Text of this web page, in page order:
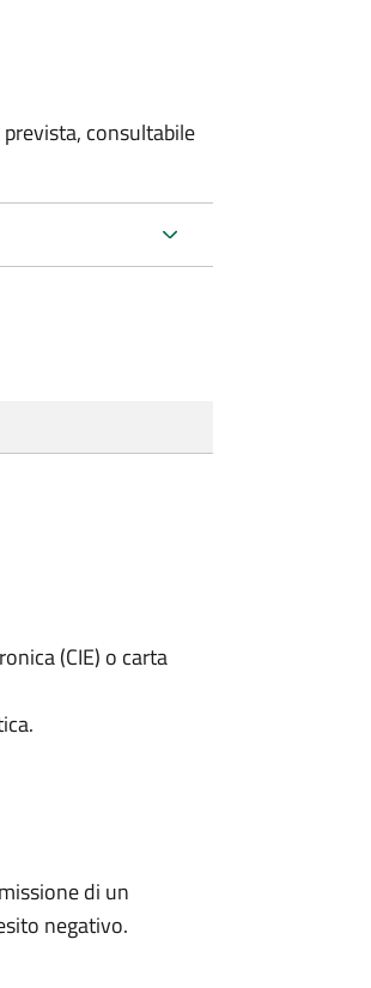
consultabile
(CIE) o carta
di un
negativo.